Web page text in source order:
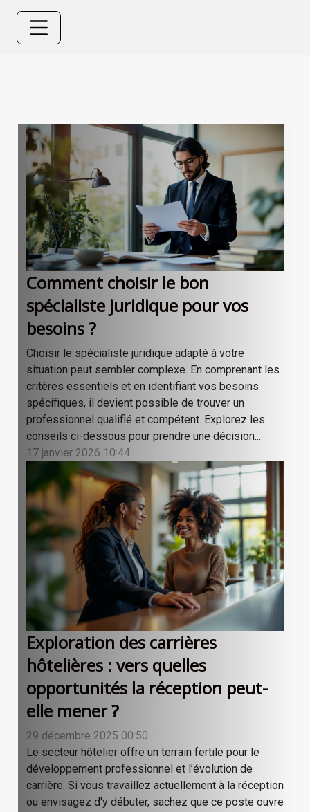
Comment choisir le bon
spécialiste juridique pour vos
besoins ?
Choisir le spécialiste juridique adapté à votre
situation peut sembler complexe. En comprenant les
critères essentiels et en identifiant vos besoins
spécifiques, il devient possible de trouver un
professionnel qualifié et compétent. Explorez les
conseils ci-dessous pour prendre une décision...
17 janvier 2026 10:44
Exploration des carrières
hôtelières : vers quelles
opportunités la réception peut-
elle mener ?
29 décembre 2025 00:50
Le secteur hôtelier offre un terrain fertile pour le
développement professionnel et l’évolution de
carrière. Si vous travaillez actuellement à la réception
ou envisagez d'y débuter, sachez que ce poste ouvre